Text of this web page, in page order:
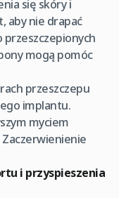
się skóry i
aby nie drapać
przeszczepionych
mogą pomóc
przeszczepu
implantu.
myciem
Zaczerwienienie
i przyspieszenia